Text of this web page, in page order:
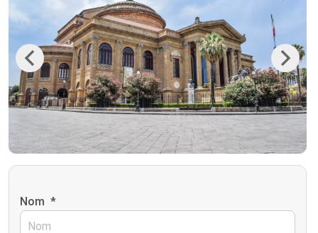
Previous Next
Nom *